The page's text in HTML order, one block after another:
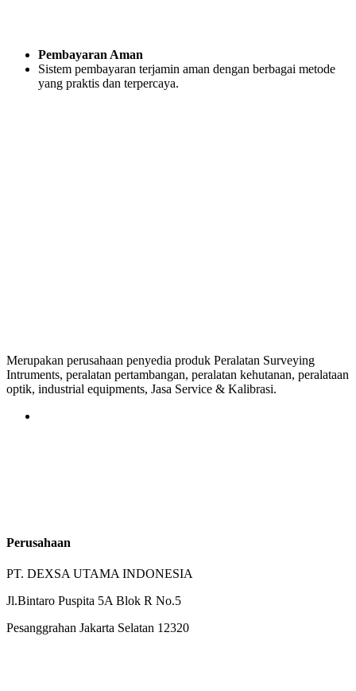
Pembayaran Aman
Sistem pembayaran terjamin aman dengan berbagai metode
yang praktis dan terpercaya.
Merupakan perusahaan penyedia produk Peralatan Surveying
Intruments, peralatan pertambangan, peralatan kehutanan, peralataan
optik, industrial equipments, Jasa Service & Kalibrasi.
Perusahaan
PT. DEXSA UTAMA INDONESIA
Jl.Bintaro Puspita 5A Blok R No.5
Pesanggrahan Jakarta Selatan 12320